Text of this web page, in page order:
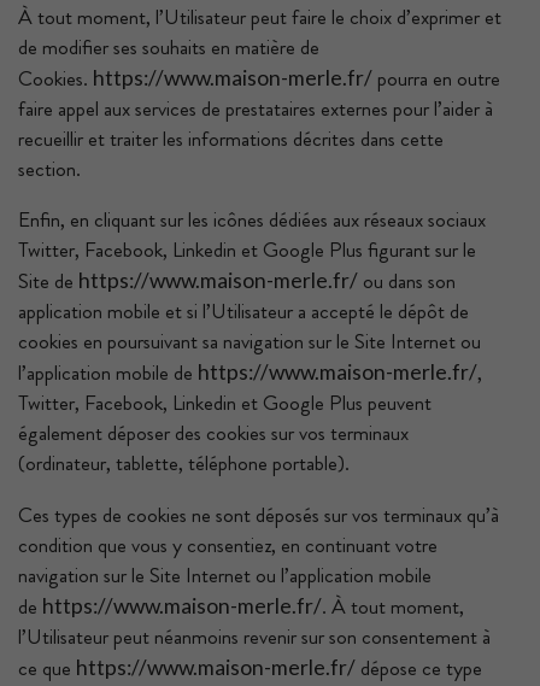
À tout moment, l’Utilisateur peut faire le choix d’exprimer et
de modifier ses souhaits en matière de
Cookies. https://www.maison-merle.fr/ pourra en outre
faire appel aux services de prestataires externes pour l’aider à
recueillir et traiter les informations décrites dans cette
section.
Enfin, en cliquant sur les icônes dédiées aux réseaux sociaux
Twitter, Facebook, Linkedin et Google Plus figurant sur le
Site de https://www.maison-merle.fr/ ou dans son
application mobile et si l’Utilisateur a accepté le dépôt de
cookies en poursuivant sa navigation sur le Site Internet ou
l’application mobile de https://www.maison-merle.fr/,
Twitter, Facebook, Linkedin et Google Plus peuvent
également déposer des cookies sur vos terminaux
(ordinateur, tablette, téléphone portable).
Ces types de cookies ne sont déposés sur vos terminaux qu’à
condition que vous y consentiez, en continuant votre
navigation sur le Site Internet ou l’application mobile
de https://www.maison-merle.fr/. À tout moment,
l’Utilisateur peut néanmoins revenir sur son consentement à
ce que https://www.maison-merle.fr/ dépose ce type